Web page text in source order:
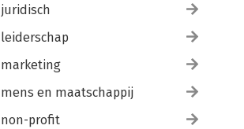
juridisch
leiderschap
marketing
mens en maatschappij
non-profit